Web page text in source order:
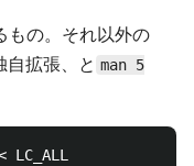
もの。それ以外の
拡張、と man 5